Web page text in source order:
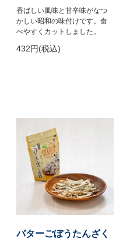
香ばしい風味と甘辛味がなつ
かしい昭和の味付けです。食
べやすくカットしました。
432円(税込)
バターごぼうたんざく